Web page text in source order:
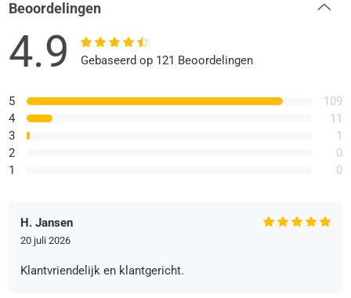
Beoordelingen
4.9 Gebaseerd op 121 Beoordelingen
5
4
3
2
1
109
11
1
0
0
H. Jansen
20 juli 2026
Klantvriendelijk en klantgericht.